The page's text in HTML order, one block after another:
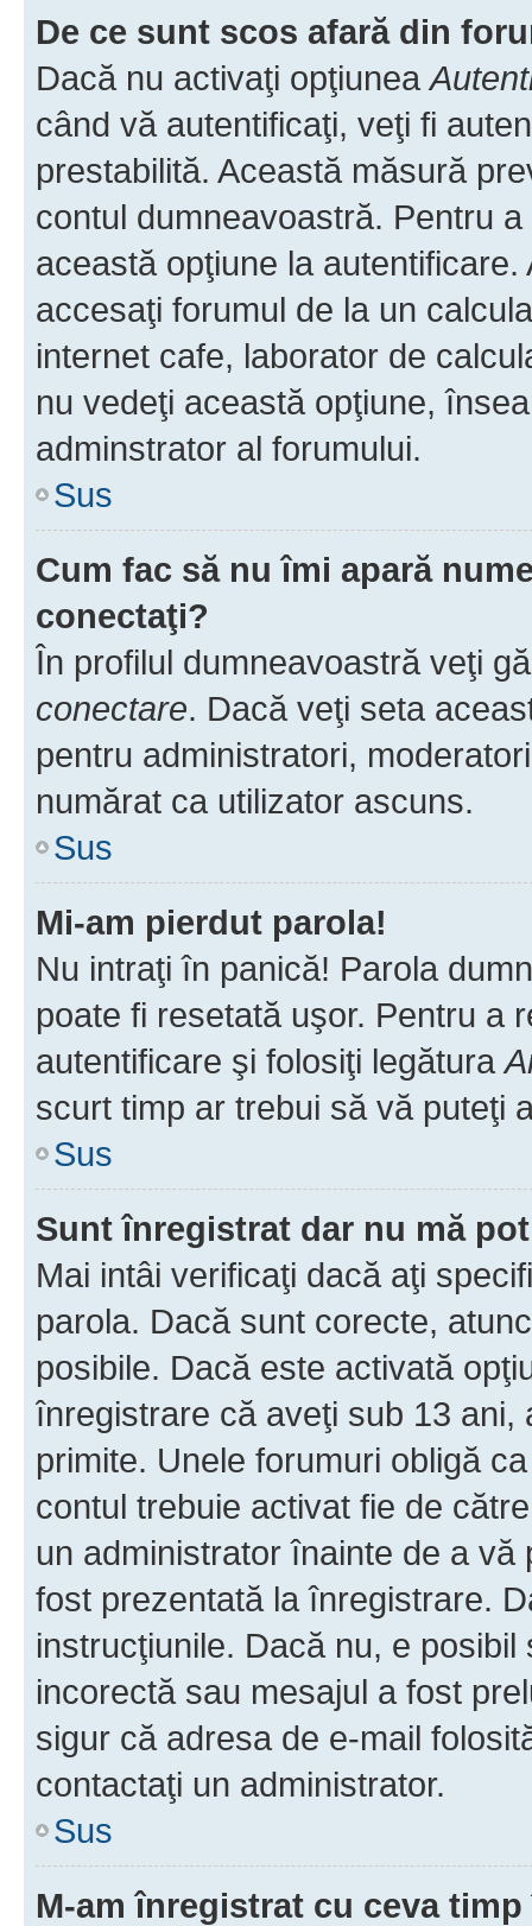
De ce sunt scos afară din
Dacă nu activaţi opţiunea
când vă autentificaţi, veţi fi
prestabilită. Această măsură
contul dumneavoastră. Pentru
această opţiune la
accesaţi forumul de la un
internet cafe, laborator de
nu vedeţi această opţiune,
adminstrator al forumului.
Sus
Cum fac să nu îmi apară
conectaţi?
În profilul dumneavoastră veţi
conectare. Dacă veţi seta
pentru administratori,
numărat ca utilizator ascuns.
Sus
Mi-am pierdut parola!
Nu intraţi în panică! Parola
poate fi resetată uşor. Pentru a
autentificare şi folosiţi legătura
scurt timp ar trebui să vă puteţi
Sus
Sunt înregistrat dar nu mă
Mai intâi verificaţi dacă aţi
parola. Dacă sunt corecte,
posibile. Dacă este activată
înregistrare că aveţi sub 13
primite. Unele forumuri obligă
contul trebuie activat fie de
un administrator înainte de a
fost prezentată la înregistrare.
instrucţiunile. Dacă nu, e
incorectă sau mesajul a fost
sigur că adresa de e-mail
contactaţi un administrator.
Sus
M-am înregistrat cu ceva